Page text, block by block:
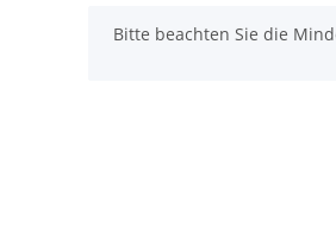
x
Bitte beachten Sie die